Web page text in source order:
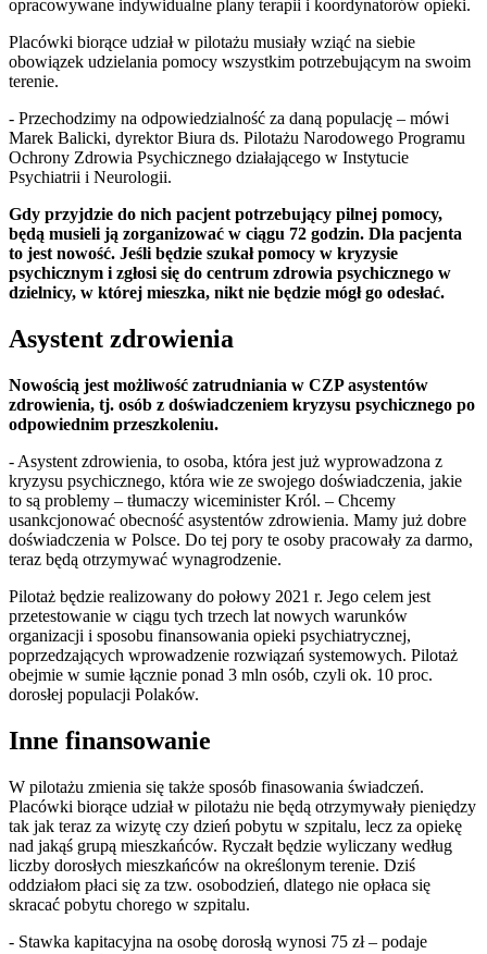
opracowywane indywidualne plany terapii i koordynatorów opieki.
Placówki biorące udział w pilotażu musiały wziąć na siebie
obowiązek udzielania pomocy wszystkim potrzebującym na swoim
terenie.
- Przechodzimy na odpowiedzialność za daną populację – mówi
Marek Balicki, dyrektor Biura ds. Pilotażu Narodowego Programu
Ochrony Zdrowia Psychicznego działającego w Instytucie
Psychiatrii i Neurologii.
Gdy przyjdzie do nich pacjent potrzebujący pilnej pomocy,
będą musieli ją zorganizować w ciągu 72 godzin. Dla pacjenta
to jest nowość. Jeśli będzie szukał pomocy w kryzysie
psychicznym i zgłosi się do centrum zdrowia psychicznego w
dzielnicy, w której mieszka, nikt nie będzie mógł go odesłać.
Asystent zdrowienia
Nowością jest możliwość zatrudniania w CZP asystentów
zdrowienia, tj. osób z doświadczeniem kryzysu psychicznego po
odpowiednim przeszkoleniu.
- Asystent zdrowienia, to osoba, która jest już wyprowadzona z
kryzysu psychicznego, która wie ze swojego doświadczenia, jakie
to są problemy – tłumaczy wiceminister Król. – Chcemy
usankcjonować obecność asystentów zdrowienia. Mamy już dobre
doświadczenia w Polsce. Do tej pory te osoby pracowały za darmo,
teraz będą otrzymywać wynagrodzenie.
Pilotaż będzie realizowany do połowy 2021 r. Jego celem jest
przetestowanie w ciągu tych trzech lat nowych warunków
organizacji i sposobu finansowania opieki psychiatrycznej,
poprzedzających wprowadzenie rozwiązań systemowych. Pilotaż
obejmie w sumie łącznie ponad 3 mln osób, czyli ok. 10 proc.
dorosłej populacji Polaków.
Inne finansowanie
W pilotażu zmienia się także sposób finasowania świadczeń.
Placówki biorące udział w pilotażu nie będą otrzymywały pieniędzy
tak jak teraz za wizytę czy dzień pobytu w szpitalu, lecz za opiekę
nad jakąś grupą mieszkańców. Ryczałt będzie wyliczany według
liczby dorosłych mieszkańców na określonym terenie. Dziś
oddziałom płaci się za tzw. osobodzień, dlatego nie opłaca się
skracać pobytu chorego w szpitalu.
- Stawka kapitacyjna na osobę dorosłą wynosi 75 zł – podaje